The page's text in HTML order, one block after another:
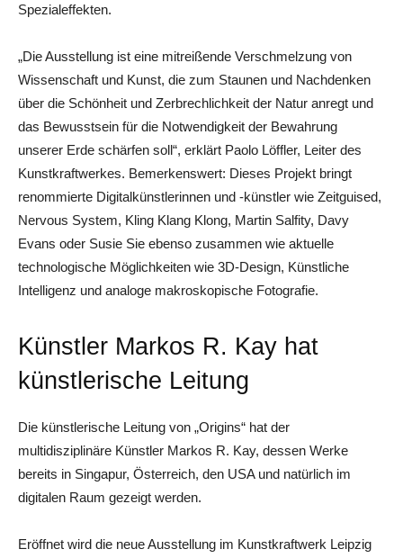
Spezialeffekten.
„Die Ausstellung ist eine mitreißende Verschmelzung von
Wissenschaft und Kunst, die zum Staunen und Nachdenken
über die Schönheit und Zerbrechlichkeit der Natur anregt und
das Bewusstsein für die Notwendigkeit der Bewahrung
unserer Erde schärfen soll“, erklärt Paolo Löffler, Leiter des
Kunstkraftwerkes. Bemerkenswert: Dieses Projekt bringt
renommierte Digitalkünstlerinnen und -künstler wie Zeitguised,
Nervous System, Kling Klang Klong, Martin Salfity, Davy
Evans oder Susie Sie ebenso zusammen wie aktuelle
technologische Möglichkeiten wie 3D-Design, Künstliche
Intelligenz und analoge makroskopische Fotografie.
Künstler Markos R. Kay hat
künstlerische Leitung
Die künstlerische Leitung von „Origins“ hat der
multidisziplinäre Künstler Markos R. Kay, dessen Werke
bereits in Singapur, Österreich, den USA und natürlich im
digitalen Raum gezeigt werden.
Eröffnet wird die neue Ausstellung im Kunstkraftwerk Leipzig